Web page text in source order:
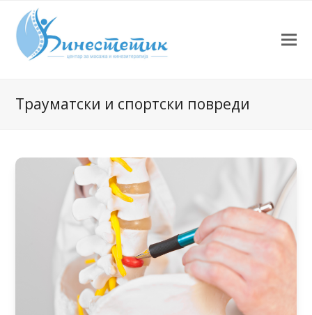
Трауматски и спортски повреди